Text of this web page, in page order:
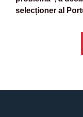
selecționer al